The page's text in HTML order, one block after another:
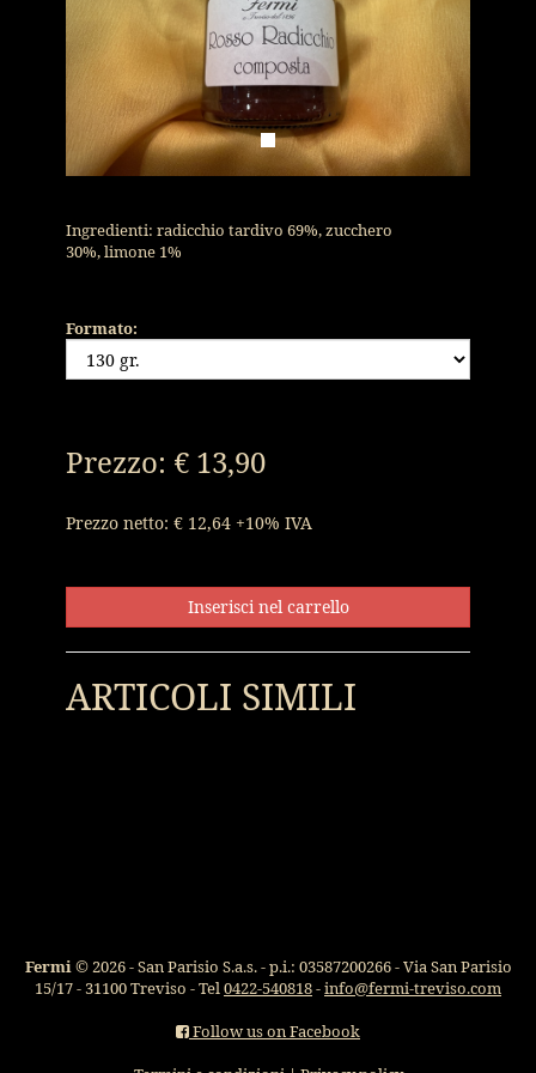
Ingredienti: radicchio tardivo 69%, zucchero
30%, limone 1%
Formato:
Prezzo: € 13,90
Prezzo netto: € 12,64 +10% IVA
Inserisci nel carrello
ARTICOLI SIMILI
Fermi© 2026 - San Parisio S.a.s. - p.i.: 03587200266 - Via San Parisio
15/17 - 31100 Treviso - Tel0422-540818-info@fermi-treviso.com
Follow us on Facebook